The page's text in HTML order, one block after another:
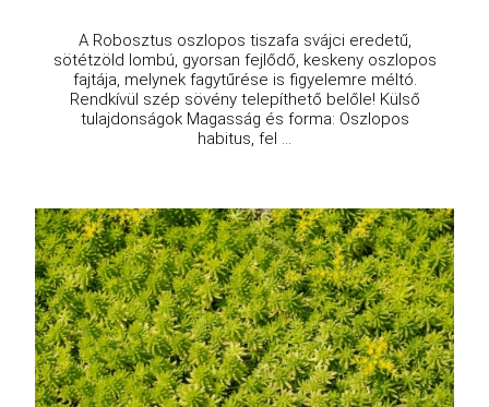
A Robosztus oszlopos tiszafa svájci eredetű,
sötétzöld lombú, gyorsan fejlődő, keskeny oszlopos
fajtája, melynek fagytűrése is figyelemre méltó.
Rendkívül szép sövény telepíthető belőle! Külső
tulajdonságok Magasság és forma: Oszlopos
habitus, fel ...